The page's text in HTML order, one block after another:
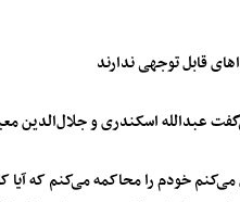
قابل توجهی ندارند
عبدالله اسکندری و جلال‌الدین
خودم را محاکمه می‌کنم که